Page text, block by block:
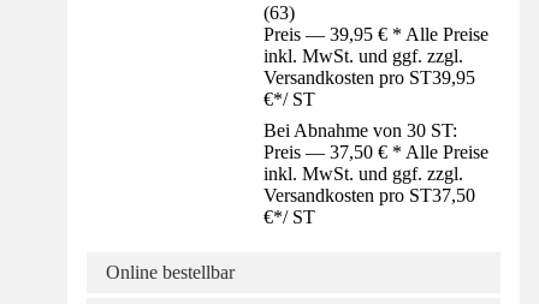
(63)
Preis — 39,95 € * Alle Preise
inkl. MwSt. und ggf. zzgl.
Versandkosten pro ST39,95
€*/ ST
Bei Abnahme von 30 ST:
Preis — 37,50 € * Alle Preise
inkl. MwSt. und ggf. zzgl.
Versandkosten pro ST37,50
€*/ ST
Online bestellbar